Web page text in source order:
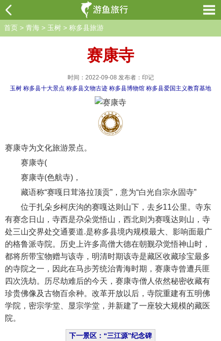
首页 > 青海 > 玉树 > 称多县旅游
赛康寺
时间：2022-09-08 发布者：印记
玉树 称多县十大景点 称多县文物古迹 称多县博物馆 称多县爱国主义教育基地
赛康寺为文化旅游景点。
赛康寺(
赛康寺(色航寺)，
藏语称“赛嘎日茸洛拉顶贡”，意为“白光自宗永固寺”
位于扎朵乡柯庆沟的赛嘎达则山下，去乡11公里。寺东
有赛念日山，寺西是尕朵觉悟山，西北则为赛嘎达则山，寺
处三山交界处交通要道.是称多县境内规模最大、影响面最广
的格鲁派寺院。历史上许多高僧大德在朝觐尕觉悟神山时，
都将所带宝物赠与该寺，明清时期该寺是藏区收藏珍宝最多
的寺院之一，因此在马步芳统治青海时期，赛康寺曾遭兵匪
四次洗劫。历尽劫难后的今天，赛康寺僧人依然秘密收藏有
珍贵佛像及古物百余种。改革开放以后，寺院重建有五明佛
学院，密宗学堂、显宗学堂，并新建了一座较大规模的藏医
院。
下一景区：“三江源”纪念碑